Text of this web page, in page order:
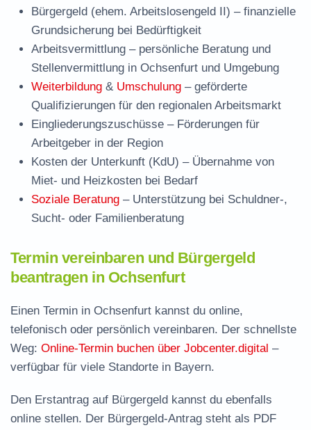
Bürgergeld (ehem. Arbeitslosengeld II) – finanzielle
Grundsicherung bei Bedürftigkeit
Arbeitsvermittlung – persönliche Beratung und
Stellenvermittlung in Ochsenfurt und Umgebung
Weiterbildung & Umschulung – geförderte
Qualifizierungen für den regionalen Arbeitsmarkt
Eingliederungszuschüsse – Förderungen für
Arbeitgeber in der Region
Kosten der Unterkunft (KdU) – Übernahme von
Miet- und Heizkosten bei Bedarf
Soziale Beratung – Unterstützung bei Schuldner-,
Sucht- oder Familienberatung
Termin vereinbaren und Bürgergeld
beantragen in Ochsenfurt
Einen Termin in Ochsenfurt kannst du online,
telefonisch oder persönlich vereinbaren. Der schnellste
Weg: Online-Termin buchen über Jobcenter.digital –
verfügbar für viele Standorte in Bayern.
Den Erstantrag auf Bürgergeld kannst du ebenfalls
online stellen. Der Bürgergeld-Antrag steht als PDF